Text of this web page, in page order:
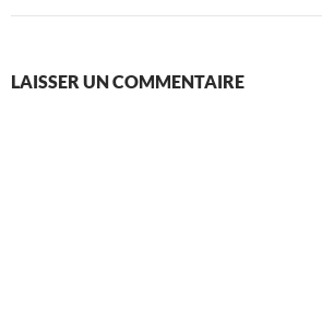
LAISSER UN COMMENTAIRE